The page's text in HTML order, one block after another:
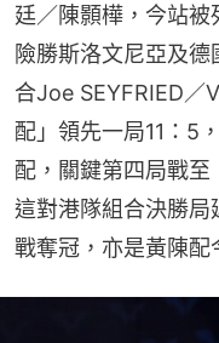
廷／陳顥樺，今站
險勝斯洛文尼亞及
合Joe SEYFRIED／
配」領先一局11：5
配，關鍵第四局戰至
這對港隊組合決勝局
戰奪冠，亦是黃陳配